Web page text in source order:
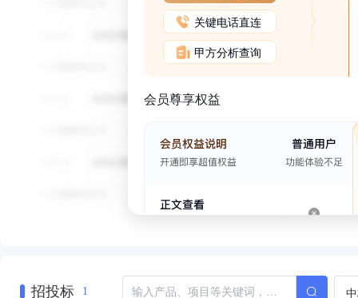
关键电话直连
甲方分析查询
会员尊享权益
招投标 1